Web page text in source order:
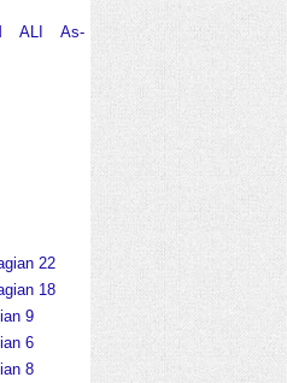
ALI As-
22
18
9
6
8